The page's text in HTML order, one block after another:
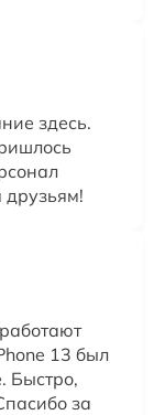
здесь.
13 был
Быстро,
за